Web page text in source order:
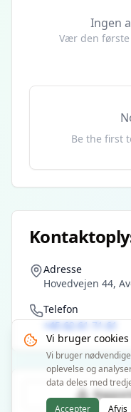
Ingen
Vær den
Be the first
Adresse
Hovedvejen 44,
Telefon
+45 62 61 71 61
Vi bruger cookies
Vi bruger
oplevelse og
data deles med
Accepter Afvis